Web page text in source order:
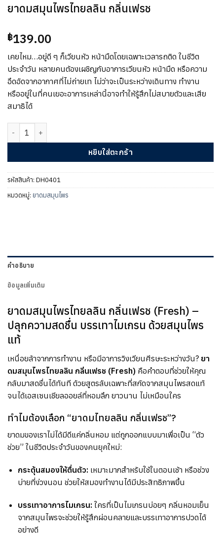
ยาดมสมุนไพรไทยลลิน กลิ่นเฟรช
฿139.00
เคยไหม…อยู่ดี ๆ ก็เวียนหัว หน้ามืดโดยเฉพาะเวลารถติด ในชีวิต
ประจำวัน หลายคนต้องเผชิญกับอาการเวียนหัว หน้ามืด หรือความ
อึดอัดจากอากาศที่ไม่ถ่ายเท ไม่ว่าจะเป็นระหว่างเดินทาง ทำงาน
หรืออยู่ในที่คนเยอะอาการเหล่านี้อาจทำให้รู้สึกไม่สบายตัวและเสีย
สมาธิได้
จำนวน ยาดมสมุนไพรไทยลลิน กลิ่นเฟรช ชิ้น
หยิบใส่ตะกร้า
รหัสสินค้า: DH0401
หมวดหมู่: ยาดมสมุนไพร
คำอธิบาย
ข้อมูลเพิ่มเติม
ยาดมสมุนไพรไทยลลิน กลิ่นเฟรช (Fresh) –
ปลุกความสดชื่น บรรเทาไมเกรน ด้วยสมุนไพร
แท้
เหนื่อยล้าจากการทำงาน หรือมีอาการวิงเวียนศีรษะระหว่างวัน? ยา
ดมสมุนไพรไทยลลิน กลิ่นเฟรช (Fresh) คือคำตอบที่ช่วยให้คุณ
กลับมาสดชื่นได้ทันที ด้วยสูตรลับเฉพาะที่สกัดจากสมุนไพรสดแท้
จนได้เอสเซนเชียลออยล์ที่หอมลึก ยาวนาน ไม่เหมือนใคร
ทำไมต้องเลือก “ยาดมไทยลลิน กลิ่นเฟรช”?
ยาดมของเราไม่ได้มีดีแค่กลิ่นหอม แต่ถูกออกแบบมาเพื่อเป็น “ตัว
ช่วย” ในชีวิตประจำวันของคนยุคใหม่:
กระตุ้นสมองให้ตื่นตัว: เหมาะมากสำหรับใช้ในตอนเช้า หรือช่วง
บ่ายที่ง่วงนอน ช่วยให้สมองทำงานได้มีประสิทธิภาพขึ้น
บรรเทาอาการไมเกรน: ใครที่เป็นไมเกรนบ่อยๆ กลิ่นหอมเย็น
จากสมุนไพรจะช่วยให้รู้สึกผ่อนคลายและบรรเทาอาการปวดได้
อย่างดี